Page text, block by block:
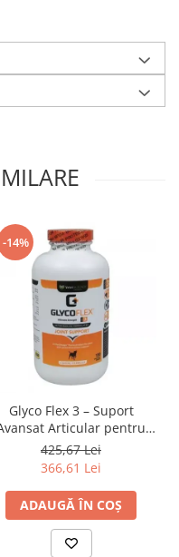
-14%
Glyco Flex 3 – Suport
Articular pentru
Câini
425,67 Lei
366,61 Lei
ADAUGĂ ÎN COȘ